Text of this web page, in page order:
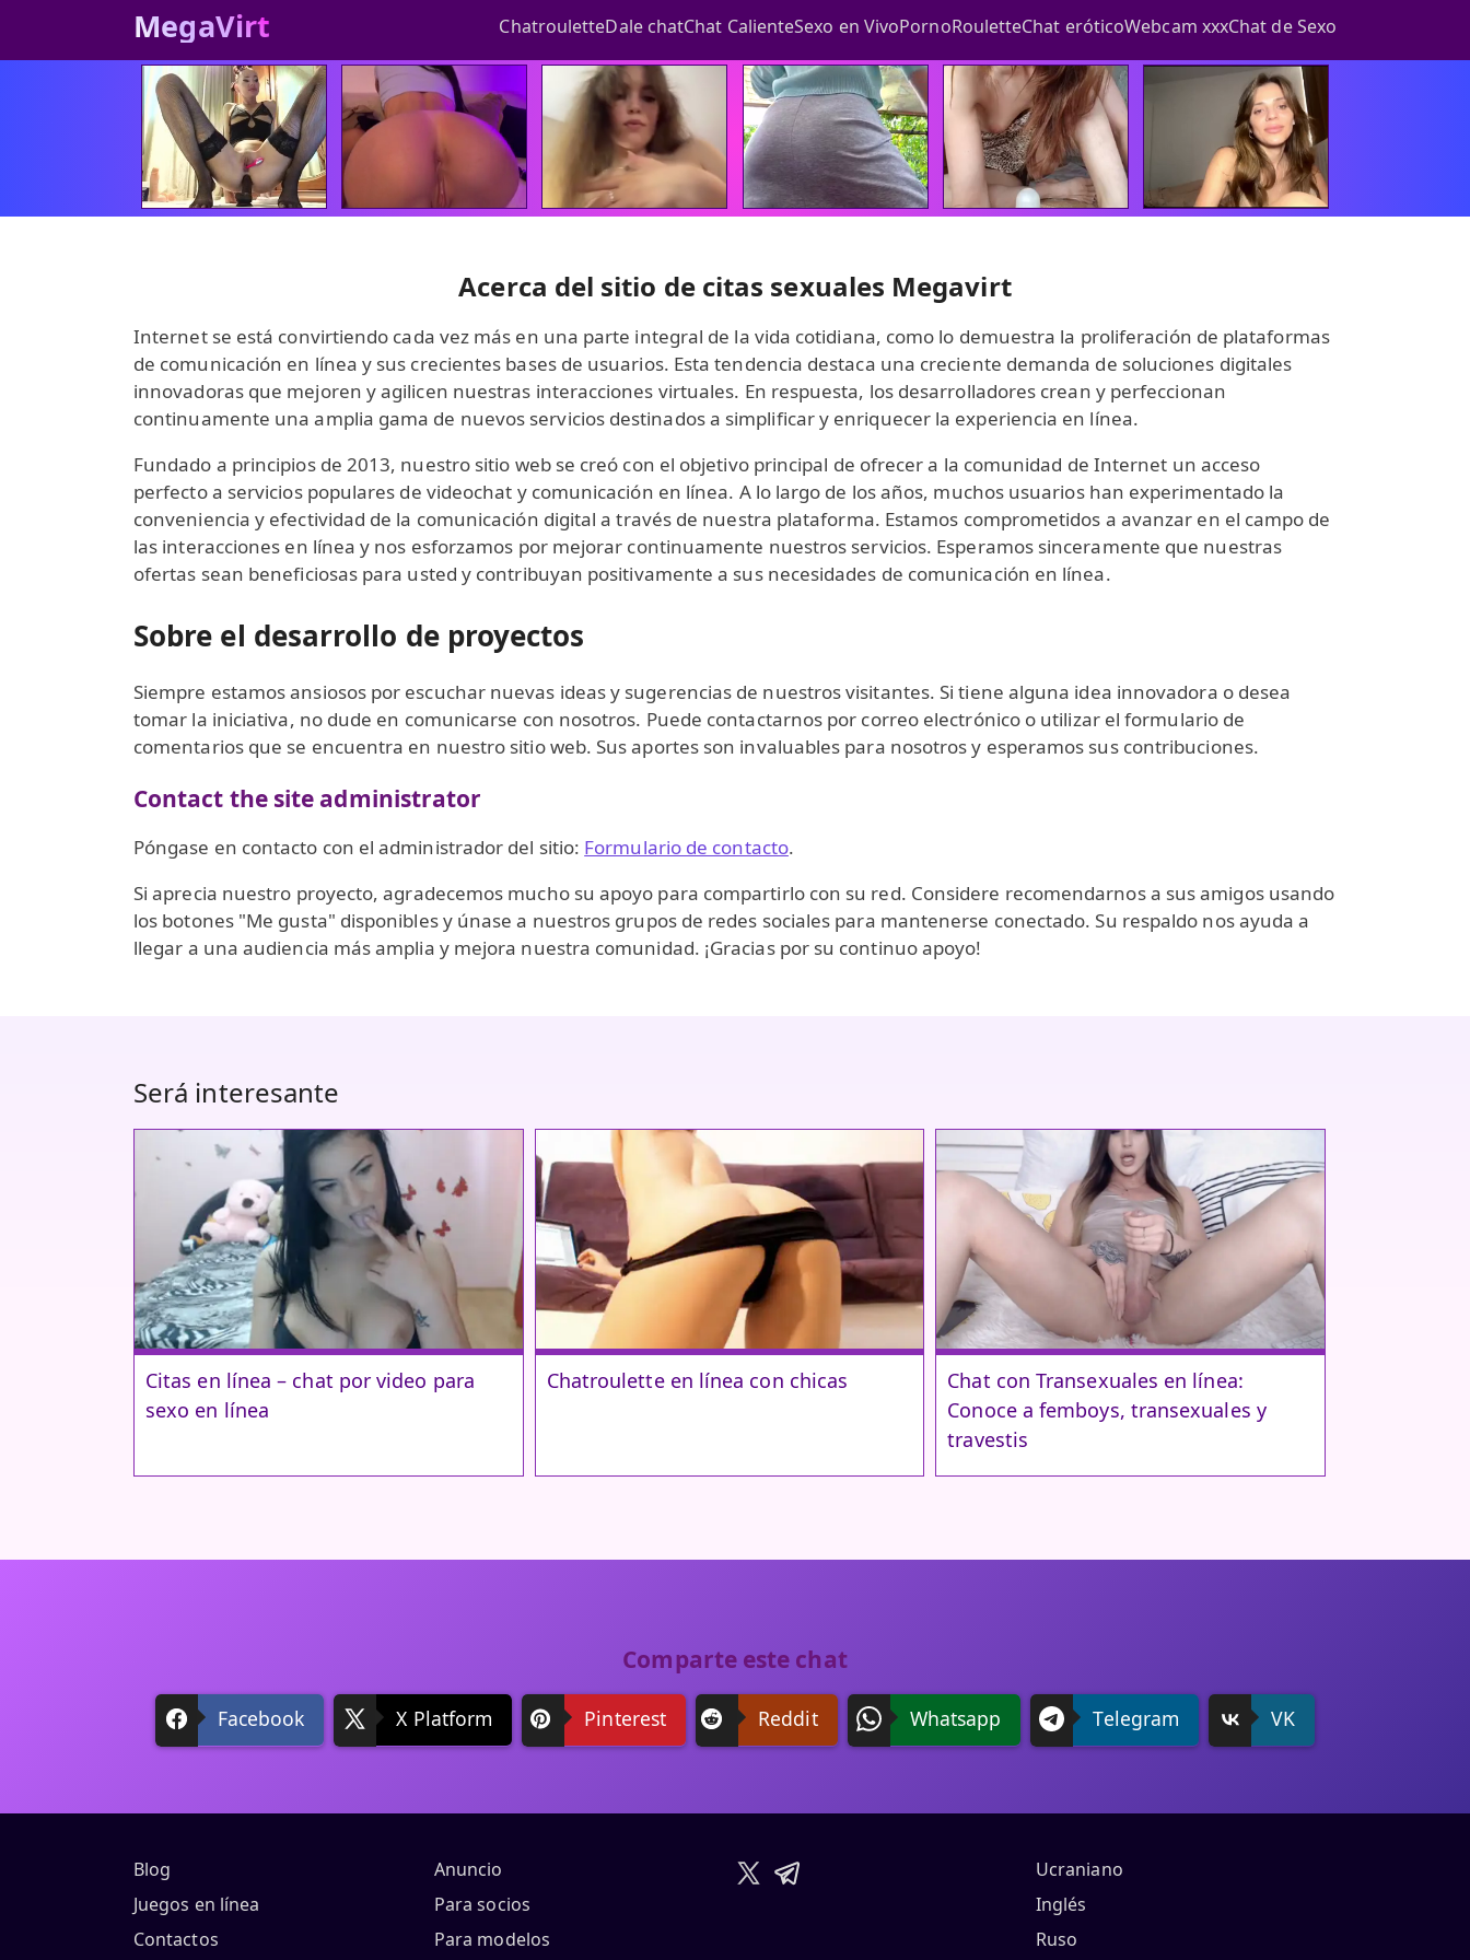
MegaVirt ChatrouletteDale chatChat CalienteSexo en VivoPornoRouletteChat eróticoWebcam xxxChat de Sexo
Acerca del sitio de citas sexuales Megavirt
Internet se está convirtiendo cada vez más en una parte integral de la vida cotidiana, como lo demuestra la proliferación de plataformas
de comunicación en línea y sus crecientes bases de usuarios. Esta tendencia destaca una creciente demanda de soluciones digitales
innovadoras que mejoren y agilicen nuestras interacciones virtuales. En respuesta, los desarrolladores crean y perfeccionan
continuamente una amplia gama de nuevos servicios destinados a simplificar y enriquecer la experiencia en línea.
Fundado a principios de 2013, nuestro sitio web se creó con el objetivo principal de ofrecer a la comunidad de Internet un acceso
perfecto a servicios populares de videochat y comunicación en línea. A lo largo de los años, muchos usuarios han experimentado la
conveniencia y efectividad de la comunicación digital a través de nuestra plataforma. Estamos comprometidos a avanzar en el campo de
las interacciones en línea y nos esforzamos por mejorar continuamente nuestros servicios. Esperamos sinceramente que nuestras
ofertas sean beneficiosas para usted y contribuyan positivamente a sus necesidades de comunicación en línea.
Sobre el desarrollo de proyectos
Siempre estamos ansiosos por escuchar nuevas ideas y sugerencias de nuestros visitantes. Si tiene alguna idea innovadora o desea
tomar la iniciativa, no dude en comunicarse con nosotros. Puede contactarnos por correo electrónico o utilizar el formulario de
comentarios que se encuentra en nuestro sitio web. Sus aportes son invaluables para nosotros y esperamos sus contribuciones.
Contact the site administrator
Póngase en contacto con el administrador del sitio: Formulario de contacto.
Si aprecia nuestro proyecto, agradecemos mucho su apoyo para compartirlo con su red. Considere recomendarnos a sus amigos usando
los botones "Me gusta" disponibles y únase a nuestros grupos de redes sociales para mantenerse conectado. Su respaldo nos ayuda a
llegar a una audiencia más amplia y mejora nuestra comunidad. ¡Gracias por su continuo apoyo!
Será interesante
Citas en línea – chat por video para
sexo en línea
Chatroulette en línea con chicas
Chat con Transexuales en línea:
Conoce a femboys, transexuales y
travestis
Comparte este chat
Facebook X Platform Pinterest Reddit Whatsapp Telegram VK
Blog
Juegos en línea
Contactos
Anuncio
Para socios
Para modelos
Ucraniano
Inglés
Ruso